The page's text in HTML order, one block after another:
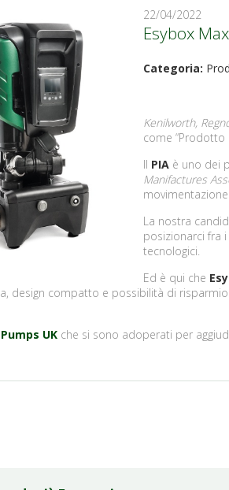
22/04/2022
Esybox
Categoria:
Kenilworth,
come “Prodotto
Il PIA è uno dei
Manifactures
movimentazione
La nostra
posizionarci fra i
tecnologici.
Ed è qui che
design compatto e possibilità di
UK che si sono adoperati per